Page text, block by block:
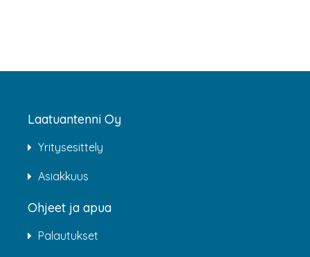
Laatuantenni Oy
Yritysesittely
Asiakkuus
Ohjeet ja apua
Palautukset